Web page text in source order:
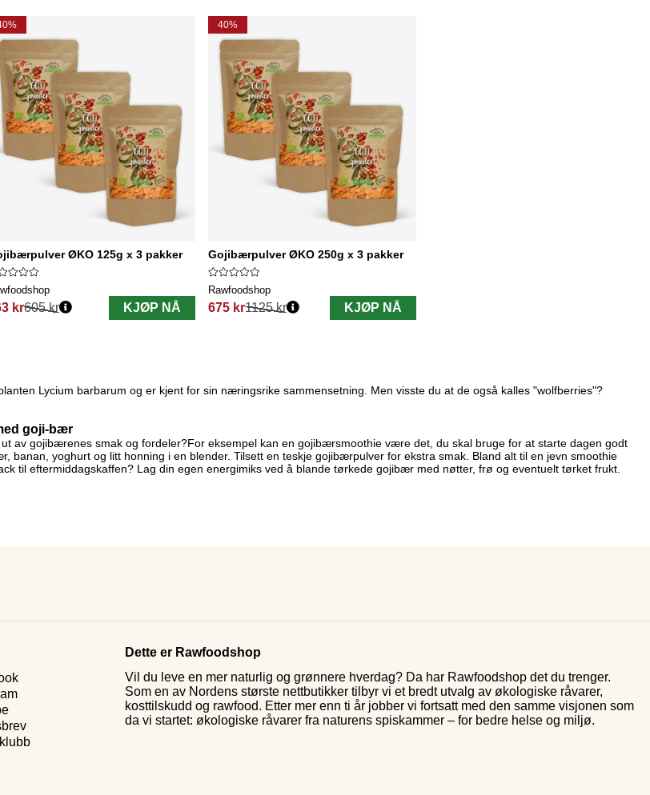
ØKO 125g x 3 pakker
krpris:
605 kr KJØP NÅ
40%
Gojibærpulver ØKO 250g x 3 pakker
Rawfoodshop
675 kr
Vanlig pris:
1125 kr KJØP NÅ
Lycium barbarum og er kjent for sin næringsrike sammensetning. Men visste du at de også kalles "wolfberries"?
goji-bær
av gojibærenes smak og fordeler?For eksempel kan en gojibærsmoothie være det, du skal bruge for at starte dagen godt
banan, yoghurt og litt honning i en blender. Tilsett en teskje gojibærpulver for ekstra smak. Bland alt til en jevn smoothie
til eftermiddagskaffen? Lag din egen energimiks ved å blande tørkede gojibær med nøtter, frø og eventuelt tørket frukt.
Dette er Rawfoodshop
Vil du leve en mer naturlig og grønnere hverdag? Da har Rawfoodshop det du trenger.
Som en av Nordens største nettbutikker tilbyr vi et bredt utvalg av økologiske råvarer,
kosttilskudd og rawfood. Etter mer enn ti år jobber vi fortsatt med den samme visjonen som
da vi startet: økologiske råvarer fra naturens spiskammer – for bedre helse og miljø.